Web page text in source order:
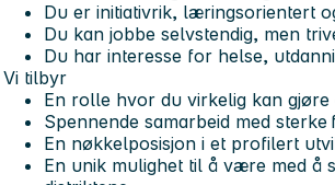
Du er initiativrik, læringsorientert
Du kan jobbe selvstendig, men
Du har interesse for helse,
Vi tilbyr
En rolle hvor du virkelig kan
Spennende samarbeid med
En nøkkelposisjon i et profilert
En unik mulighet til å være med å